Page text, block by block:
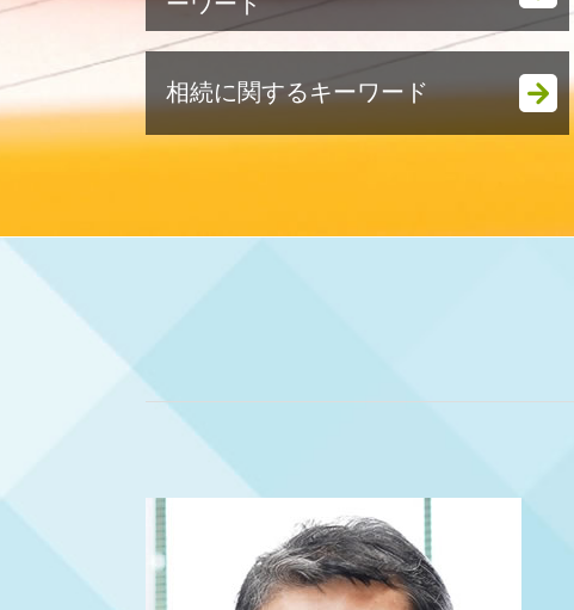
会社設立 メリット 税理士
会社設立 定款
法人成り 注意点
会社設立 資本金
会社設立 やり方
会社設立 自分で
起業支援 種類
決算月 決め方
相続に関するキーワード
相続 生前贈与
相続税申告
相続税 生前贈与
相続税 マンション 評価額
相続税 生前贈与 現金
相続 相談先